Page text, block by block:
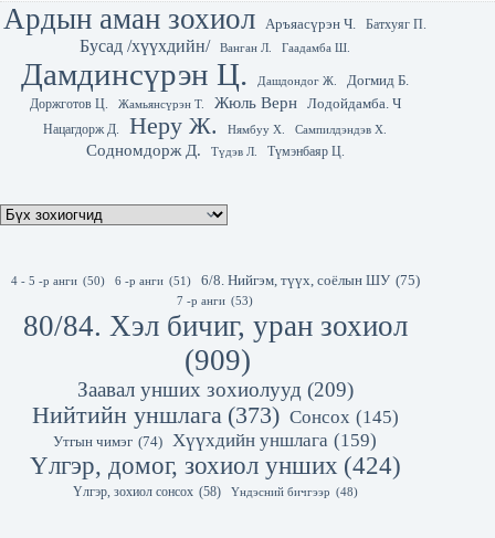
Ардын аман зохиол Аръяасүрэн Ч. Батхуяг П.
Бусад /хүүхдийн/ Ванган Л. Гаадамба Ш.
Дамдинсүрэн Ц. Дашдондог Ж.
Догмид Б.
Доржготов Ц.
Жамьянсүрэн Т. Жюль Верн Лодойдамба. Ч
Нацагдорж Д. Неру Ж. Нямбуу Х. Сампилдэндэв Х.
Содномдорж Д. Түдэв Л. Түмэнбаяр Ц.
4 - 5 -р анги (50) 6 -р анги (51) 6/8. Нийгэм, түүх, соёлын ШУ (75)
7 -р анги (53)
80/84. Хэл бичиг, уран зохиол
(909)
Заавал унших зохиолууд (209)
Нийтийн уншлага (373) Сонсох (145)
Утгын чимэг (74) Хүүхдийн уншлага (159)
Үлгэр, домог, зохиол унших (424)
Үлгэр, зохиол сонсох (58) Үндэсний бичгээр (48)